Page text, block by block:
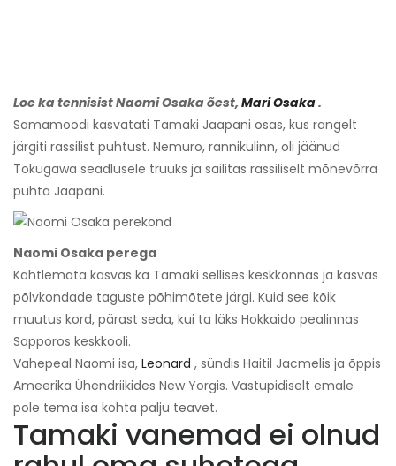
Loe ka tennisist Naomi Osaka õest, Mari Osaka.
Samamoodi kasvatati Tamaki Jaapani osas, kus rangelt
järgiti rassilist puhtust. Nemuro, rannikulinn, oli jäänud
Tokugawa seadlusele truuks ja säilitas rassiliselt mõnevõrra
puhta Jaapani.
Naomi Osaka perega
Kahtlemata kasvas ka Tamaki sellises keskkonnas ja kasvas
põlvkondade taguste põhimõtete järgi. Kuid see kõik
muutus kord, pärast seda, kui ta läks Hokkaido pealinnas
Sapporos keskkooli.
Vahepeal Naomi isa, Leonard , sündis Haitil Jacmelis ja õppis
Ameerika Ühendriikides New Yorgis. Vastupidiselt emale
pole tema isa kohta palju teavet.
Tamaki vanemad ei olnud